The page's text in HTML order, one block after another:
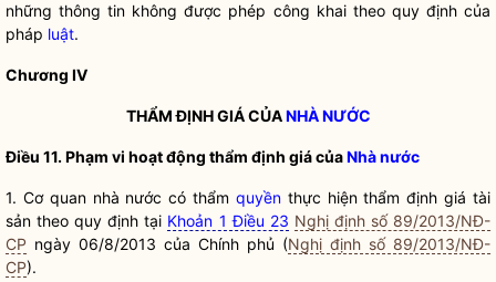
những thông tin không được phép công khai theo quy định của
pháp luật.
Chương IV
THẨM ĐỊNH GIÁCỦANHÀ NƯỚC
Điều 11. Phạm vi hoạt động thẩm định giácủaNhà nước
1. Cơ quan nhà nước có thẩm quyềnthực hiệnthẩm định giá tài
sản theo quy định tại Khoản 1 Điều 23 Nghị định số 89/2013/NĐ-
CP ngày 06/8/2013 của Chính phủ (Nghị định số 89/2013/NĐ-
CP).